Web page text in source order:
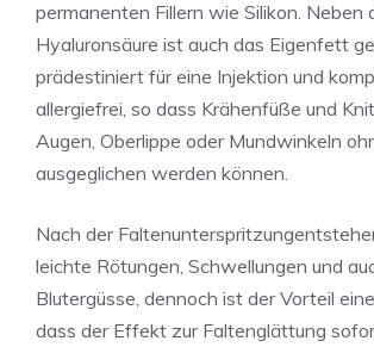
permanenten Fillern wie Silikon. Neben
Hyaluronsäure ist auch das Eigenfett
prädestiniert für eine Injektion und
allergiefrei, so dass Krähenfüße und
Augen, Oberlippe oder Mundwinkeln
ausgeglichen werden können.
Nach der
leichte Rötungen, Schwellungen und
Blutergüsse, dennoch ist der Vorteil
dass der Effekt zur Faltenglättung